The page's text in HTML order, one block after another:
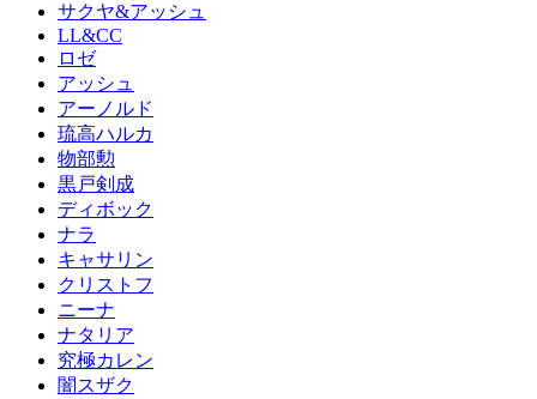
サクヤ&アッシュ
LL&CC
ロゼ
アッシュ
アーノルド
琉高ハルカ
物部勲
黒戸剣成
ディボック
ナラ
キャサリン
クリストフ
ニーナ
ナタリア
究極カレン
闇スザク